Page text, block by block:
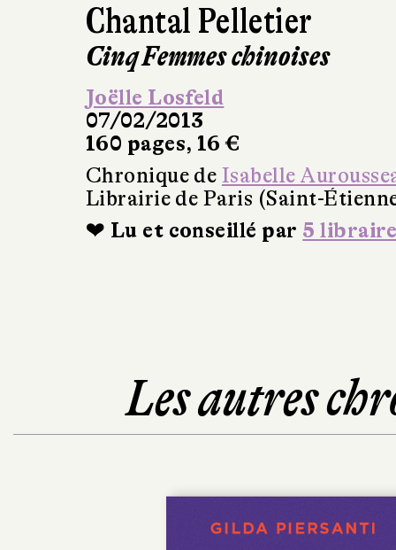
Chantal Pelletier
Cinq Femmes chinoises
Joëlle Losfeld
07/02/2013
160 pages, 16 €
Chronique de Isabelle
Librairie de Paris (Saint-
❤ Lu et conseillé par 5
Les autres